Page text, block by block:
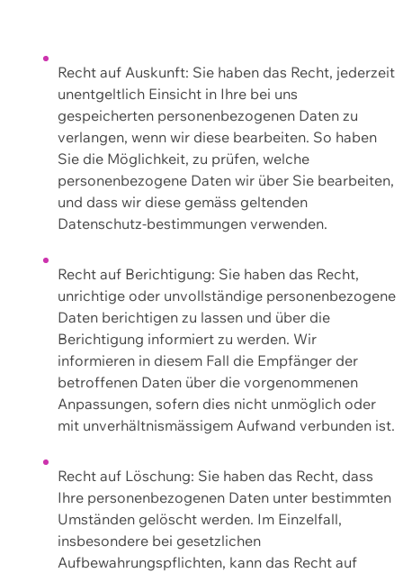
Recht auf Auskunft: Sie haben das Recht, jederzeit
unentgeltlich Einsicht in Ihre bei uns
gespeicherten personenbezogenen Daten zu
verlangen, wenn wir diese bearbeiten. So haben
Sie die Möglichkeit, zu prüfen, welche
personenbezogene Daten wir über Sie bearbeiten,
und dass wir diese gemäss geltenden
Datenschutz-bestimmungen verwenden.
Recht auf Berichtigung: Sie haben das Recht,
unrichtige oder unvollständige personenbezogene
Daten berichtigen zu lassen und über die
Berichtigung informiert zu werden. Wir
informieren in diesem Fall die Empfänger der
betroffenen Daten über die vorgenommenen
Anpassungen, sofern dies nicht unmöglich oder
mit unverhältnismässigem Aufwand verbunden ist.
Recht auf Löschung: Sie haben das Recht, dass
Ihre personenbezogenen Daten unter bestimmten
Umständen gelöscht werden. Im Einzelfall,
insbesondere bei gesetzlichen
Aufbewahrungspflichten, kann das Recht auf